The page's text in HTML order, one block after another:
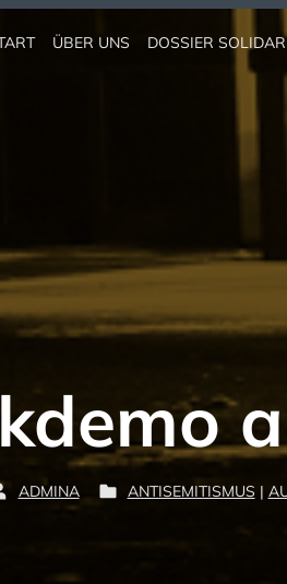
ÜBER UNS DOSSIER
ADMINA
P
ANTISEMITISMUS |